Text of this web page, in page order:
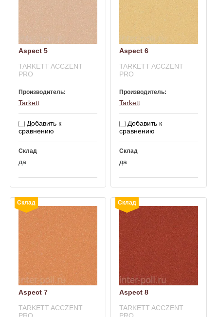
Aspect 5
TARKETT ACCZENT
PRO
Производитель:
Tarkett
Добавить к
сравнению
Склад
да
Aspect 6
TARKETT ACCZENT
PRO
Производитель:
Tarkett
Добавить к
сравнению
Склад
да
Склад
Aspect 7
TARKETT ACCZENT
Склад
Aspect 8
TARKETT ACCZENT